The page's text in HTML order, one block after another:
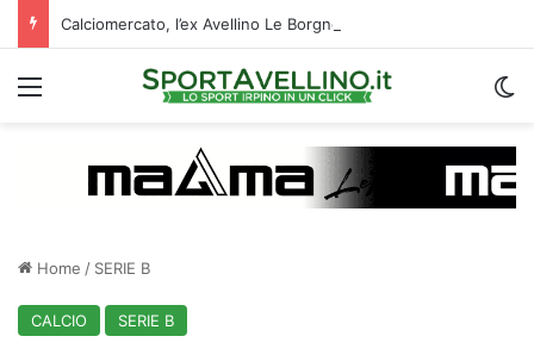
Menu
Home / SERIE B
CALCIO SERIE B